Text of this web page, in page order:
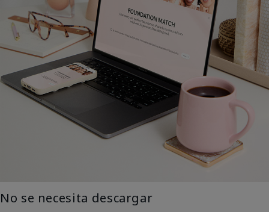
No se necesita descargar